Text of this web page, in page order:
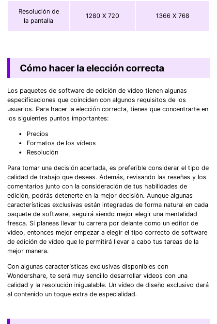
Resolución de
la pantalla
1280 X 720 1366 X 768
Cómo hacer la elección correcta
Los paquetes de software de edición de vídeo tienen algunas
especificaciones que coinciden con algunos requisitos de los
usuarios. Para hacer la elección correcta, tienes que concentrarte en
los siguientes puntos importantes:
Precios
Formatos de los vídeos
Resolución
Para tomar una decisión acertada, es preferible considerar el tipo de
calidad de trabajo que deseas. Además, revisando las reseñas y los
comentarios junto con la consideración de tus habilidades de
edición, podrás detenerte en la mejor decisión. Aunque algunas
características exclusivas están integradas de forma natural en cada
paquete de software, seguirá siendo mejor elegir una mentalidad
fresca. Si planeas llevar tu carrera por delante como un editor de
vídeo, entonces mejor empezar a elegir el tipo correcto de software
de edición de vídeo que le permitirá llevar a cabo tus tareas de la
mejor manera.
Con algunas características exclusivas disponibles con
Wondershare, te será muy sencillo desarrollar vídeos con una
calidad y la resolución inigualable. Un vídeo de diseño exclusivo dará
al contenido un toque extra de especialidad.